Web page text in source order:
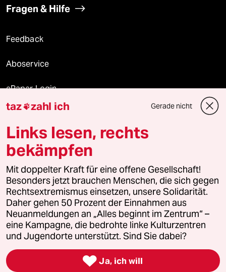
Fragen & Hilfe
Feedback
Aboservice
ePaper Login
Downloads für Abonnierende
© 2026 taz Verlags und Vertriebs GmbH
Alle Rechte vorbehalten. Bei rechtlichen Fragen oder für Genehmigungen
wenden Sie sich bitte an
lizenzen@taz.de
Feedback Redaktionsstatut Kommune-Richtlinien
Leitlinie Informant Datenschutz Impressum AGB
Seitenwende Einwilligungen widerrufen (Ads)
taz zahl ich Gerade nicht
Links lesen, rechts
bekämpfen
Mit doppelter Kraft für eine offene Gesellschaft!
Besonders jetzt brauchen Menschen, die sich gegen
Rechtsextremismus einsetzen, unsere Solidarität.
Daher gehen 50 Prozent der Einnahmen aus
Neuanmeldungen an „Alles beginnt im Zentrum“ –
eine Kampagne, die bedrohte linke Kulturzentren
und Jugendorte unterstützt. Sind Sie dabei?
 Ja, ich will